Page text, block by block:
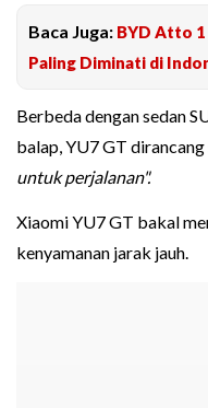
Baca Juga: BYD Atto
Paling Diminati di
Berbeda dengan sedan
balap, YU7 GT
untuk perjalanan".
Xiaomi YU7 GT bakal
kenyamanan jarak jauh.